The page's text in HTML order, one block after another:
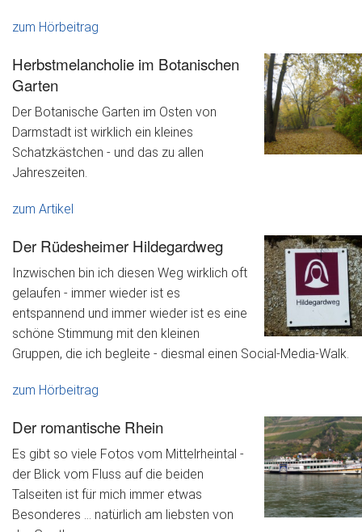
zum Hörbeitrag
Herbstmelancholie im Botanischen
Garten
Der Botanische Garten im Osten von
Darmstadt ist wirklich ein kleines
Schatzkästchen - und das zu allen
Jahreszeiten.
zum Artikel
Der Rüdesheimer Hildegardweg
Inzwischen bin ich diesen Weg wirklich oft
gelaufen - immer wieder ist es
entspannend und immer wieder ist es eine
schöne Stimmung mit den kleinen
Gruppen, die ich begleite - diesmal einen Social-Media-Walk.
zum Hörbeitrag
Der romantische Rhein
Es gibt so viele Fotos vom Mittelrheintal -
der Blick vom Fluss auf die beiden
Talseiten ist für mich immer etwas
Besonderes ... natürlich am liebsten von